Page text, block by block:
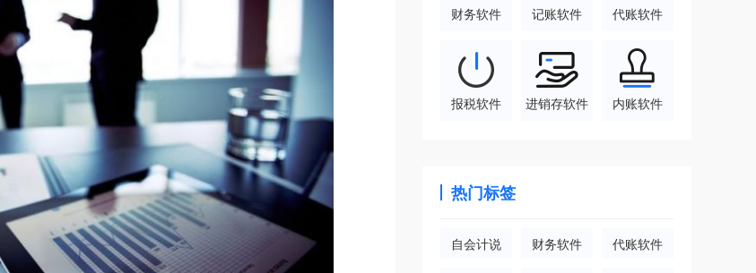
财务软件 记账软件 代账软件
报税软件 进销存软件 内账软件
热门标签
自会计说 财务软件 代账软件